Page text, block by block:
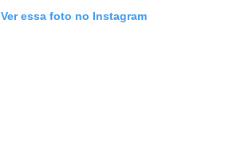
Ver essa foto no Instagram